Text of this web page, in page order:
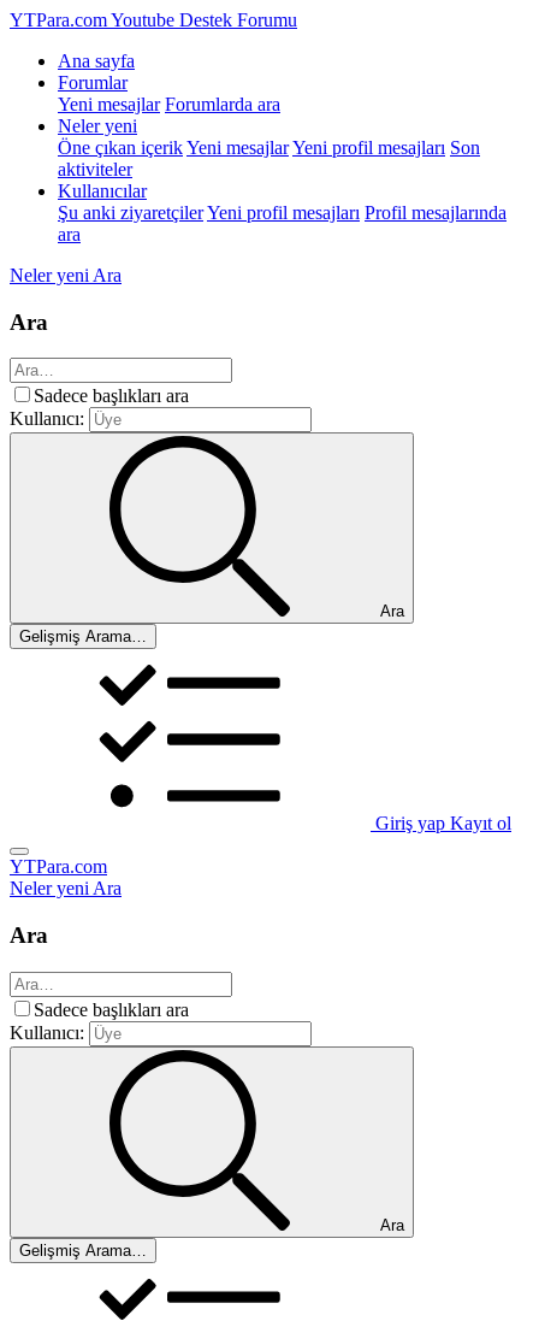
YTPara.comYoutube Destek Forumu
Ana sayfa
Forumlar
Yeni mesajlar Forumlarda ara
Neler yeni
Öne çıkan içerikYeni mesajlarYeni profil mesajları Son
aktiviteler
Kullanıcılar
Şu anki ziyaretçilerYeni profil mesajları Profil mesajlarında
ara
Neler yeni Ara
Ara
Sadece başlıkları ara
Kullanıcı:
Ara
Gelişmiş Arama…
Giriş yap Kayıt ol
YTPara.com
Neler yeniAra
Ara
Sadece başlıkları ara
Kullanıcı:
Ara
Gelişmiş Arama…